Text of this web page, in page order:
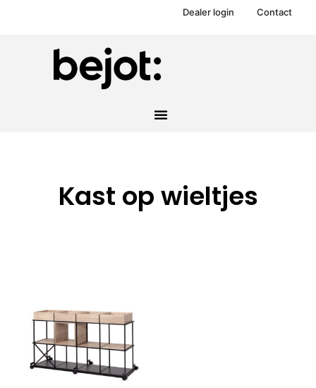
Dealer login Contact
Kast op wieltjes